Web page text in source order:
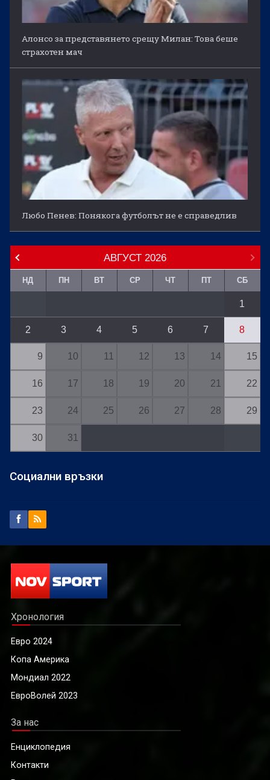
Алонсо за представянето срещу Милан: Това беше
страхотен мач
Любо Пенев: Понякога футболът не е справедлив
АВГУСТ 2026
НД ПН ВТ СР ЧТ ПТ СБ
1
2 3 4 5 6 7 8
9 10 11 12 13 14 15
16 17 18 19 20 21 22
23 24 25 26 27 28 29
30 31
Социални връзки
Хронология
Евро 2024
Копа Америка
Мондиал 2022
ЕвроВолей 2023
За нас
Енциклопедия
Контакти